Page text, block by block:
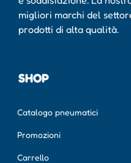
migliori marchi del
prodotti di alta qualità.
SHOP
Catalogo pneumatici
Promozioni
Carrello